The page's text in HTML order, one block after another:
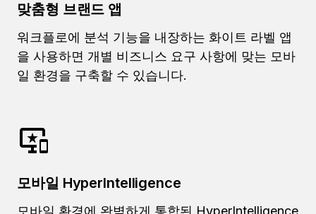
맞춤형 브랜드 앱
워크플로에 분석 기능을 내장하는 화이트 라벨 앱
을 사용하면 개별 비즈니스 요구 사항에 맞는 모바
일 환경을 구축할 수 있습니다.
모바일 HyperIntelligence
모바일 환경에 완벽하게 통합된 HyperIntelligence